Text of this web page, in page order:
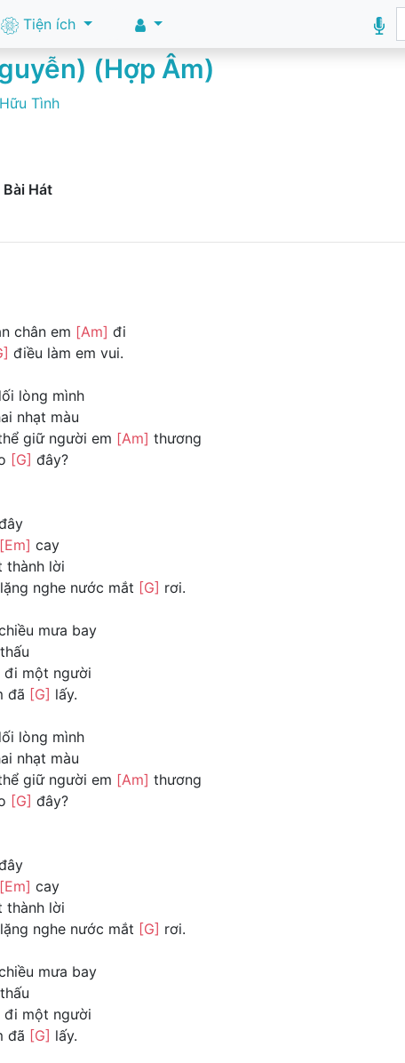
Tiện ích
(Hợp Âm)
Tình
Hát
chân em [Am] đi
điều làm em vui.
lòng mình
nhạt màu
giữ người em [Am] thương
[G] đây?
[Em] cay
thành lời
nghe nước mắt [G] rơi.
mưa bay
thấu
đi một người
đã [G] lấy.
lòng mình
nhạt màu
giữ người em [Am] thương
[G] đây?
[Em] cay
thành lời
nghe nước mắt [G] rơi.
mưa bay
thấu
đi một người
đã [G] lấy.